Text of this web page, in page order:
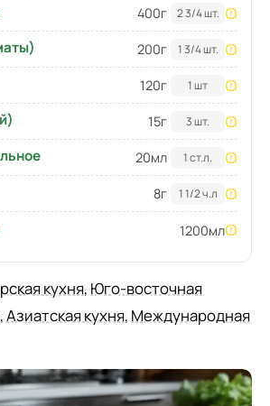
400г 2 3/4 шт.
200г 1 3/4 шт.
120г 1 шт
15г 3 шт.
20мл 1 ст.л.
8г 1 1/2 ч.л
1200мл
кухня, Юго-восточная
,Азиатская кухня, Международная